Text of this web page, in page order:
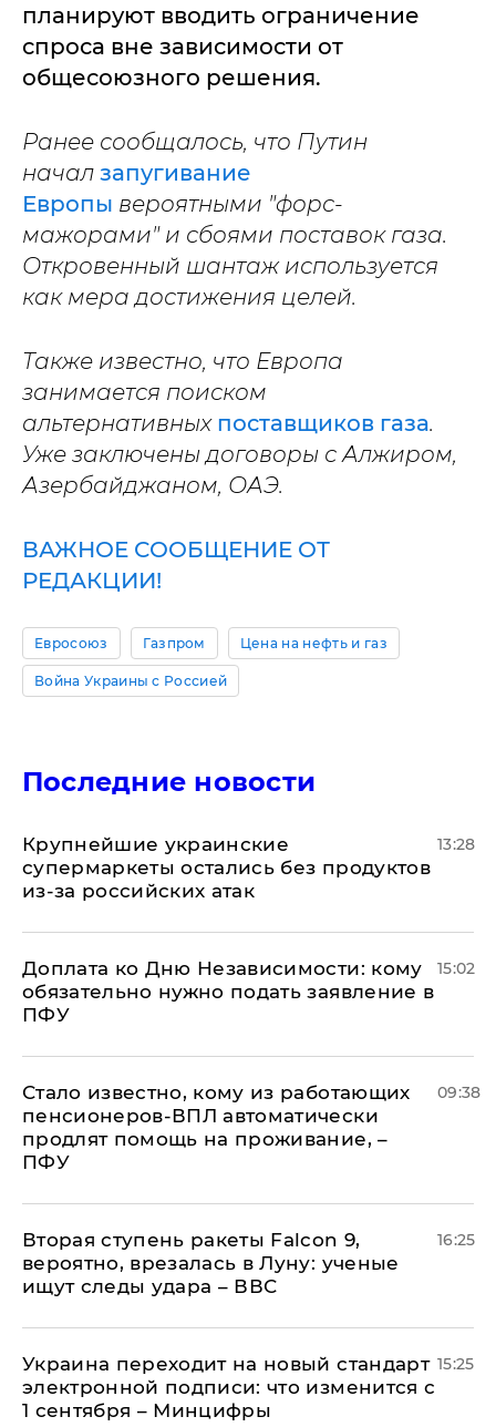
планируют вводить ограничение
спроса вне зависимости от
общесоюзного решения.
Ранее сообщалось, что Путин
начал запугивание
Европы вероятными "форс-
мажорами" и сбоями поставок газа.
Откровенный шантаж используется
как мера достижения целей.
Также известно, что Европа
занимается поиском
альтернативных поставщиков газа.
Уже заключены договоры с Алжиром,
Азербайджаном, ОАЭ.
ВАЖНОЕ СООБЩЕНИЕ ОТ
РЕДАКЦИИ!
Евросоюз Газпром Цена на нефть и газ
Война Украины с Россией
Последние новости
Крупнейшие украинские
супермаркеты остались без продуктов
из-за российских атак
13:28
Доплата ко Дню Независимости: кому
обязательно нужно подать заявление в
ПФУ
15:02
Стало известно, кому из работающих
пенсионеров-ВПЛ автоматически
продлят помощь на проживание, –
ПФУ
09:38
Вторая ступень ракеты Falcon 9,
вероятно, врезалась в Луну: ученые
ищут следы удара – ВВС
16:25
Украина переходит на новый стандарт
электронной подписи: что изменится с
1 сентября – Минцифры
15:25